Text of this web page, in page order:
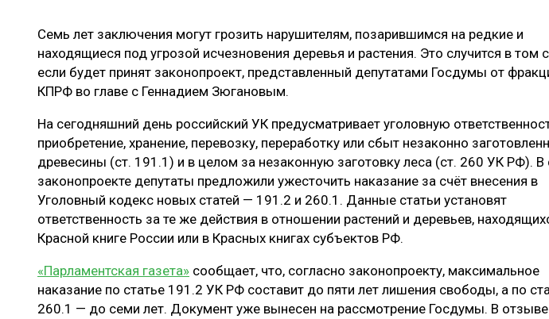
ЛОГИСТИКА
ПРОИЗВОДСТВО ДРЕВЕСНЫХ ПЛИТ
ЦБП
МЕБЕЛЬНОЕ ПРОИЗВОДСТВО
ЭКСПЕРТНОЕ МНЕНИЕ
Семь лет заключения могут грозить нарушителям, позарившимся на редкие и
находящиеся под угрозой исчезновения деревья и растения. Это случится в том
если будет принят законопроект, представленный депутатами Госдумы от
КПРФ во главе с Геннадием Зюгановым.
На сегодняшний день российский УК предусматривает уголовную
приобретение, хранение, перевозку, переработку или сбыт незаконно
древесины (ст. 191.1) и в целом за незаконную заготовку леса (ст. 260 УК РФ). В
законопроекте депутаты предложили ужесточить наказание за счёт внесения в
Уголовный кодекс новых статей — 191.2 и 260.1. Данные статьи установят
ответственность за те же действия в отношении растений и деревьев,
Красной книге России или в Красных книгах субъектов РФ.
«Парламентская газета» сообщает, что, согласно законопроекту, максимальное
наказание по статье 191.2 УК РФ составит до пяти лет лишения свободы, а по
260.1 — до семи лет. Документ уже вынесен на рассмотрение Госдумы. В отзыве